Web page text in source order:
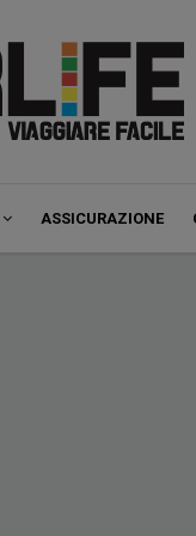
ASSICURAZIONE